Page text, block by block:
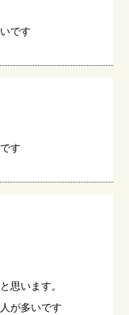
です
す
思います。
が多いです